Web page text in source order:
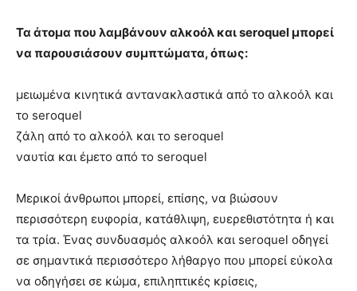
Τα άτομα που λαμβάνουν αλκοόλ και seroquel μπορεί
να παρουσιάσουν συμπτώματα, όπως:
μειωμένα κινητικά αντανακλαστικά από το αλκοόλ και
το seroquel
ζάλη από το αλκοόλ και το seroquel
ναυτία και έμετο από το seroquel
Μερικοί άνθρωποι μπορεί, επίσης, να βιώσουν
περισσότερη ευφορία, κατάθλιψη, ευερεθιστότητα ή και
τα τρία. Ένας συνδυασμός αλκοόλ και seroquel οδηγεί
σε σημαντικά περισσότερο λήθαργο που μπορεί εύκολα
να οδηγήσει σε κώμα, επιληπτικές κρίσεις,